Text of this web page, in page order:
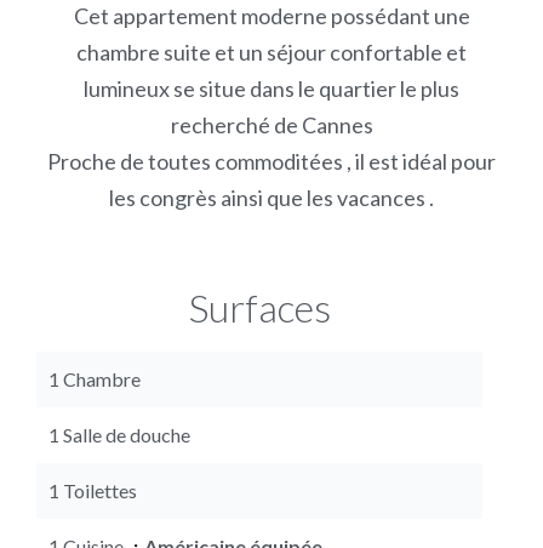
Cet appartement moderne possédant une
chambre suite et un séjour confortable et
lumineux se situe dans le quartier le plus
recherché de Cannes
Proche de toutes commoditées , il est idéal pour
les congrès ainsi que les vacances .
Surfaces
1 Chambre
1 Salle de douche
1 Toilettes